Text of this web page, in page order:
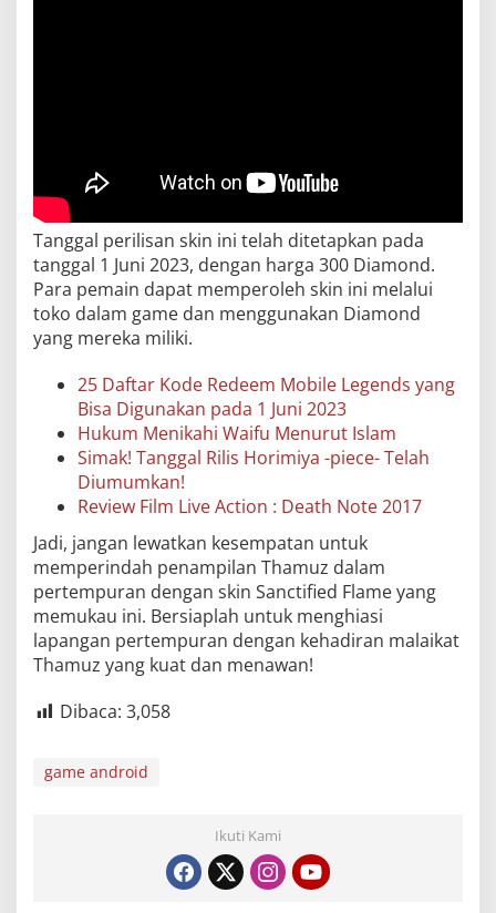
Tanggal perilisan skin ini telah ditetapkan pada
tanggal 1 Juni 2023, dengan harga 300 Diamond.
Para pemain dapat memperoleh skin ini melalui
toko dalam game dan menggunakan Diamond
yang mereka miliki.
25 Daftar Kode Redeem Mobile Legends yang
Bisa Digunakan pada 1 Juni 2023
Hukum Menikahi Waifu Menurut Islam
Simak! Tanggal Rilis Horimiya -piece- Telah
Diumumkan!
Review Film Live Action : Death Note 2017
Jadi, jangan lewatkan kesempatan untuk
memperindah penampilan Thamuz dalam
pertempuran dengan skin Sanctified Flame yang
memukau ini. Bersiaplah untuk menghiasi
lapangan pertempuran dengan kehadiran malaikat
Thamuz yang kuat dan menawan!
Dibaca: 3,058
game android
Ikuti Kami